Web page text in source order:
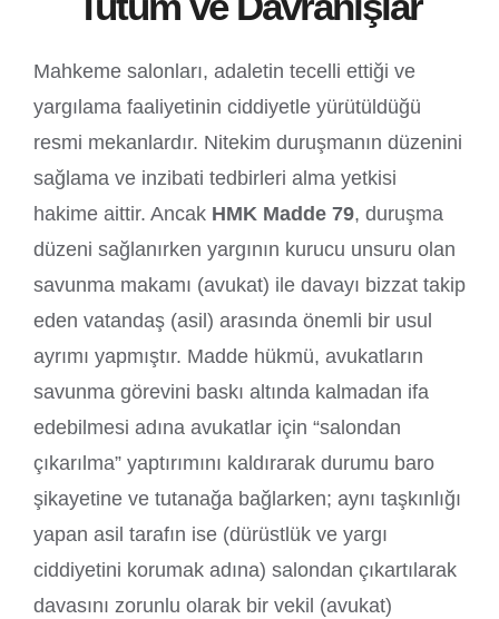
Mahkeme salonları, adaletin tecelli ettiği ve
yargılama faaliyetinin ciddiyetle yürütüldüğü
resmi mekanlardır. Nitekim duruşmanın düzenini
sağlama ve inzibati tedbirleri alma yetkisi
hakime aittir. Ancak HMK Madde 79, duruşma
düzeni sağlanırken yargının kurucu unsuru olan
savunma makamı (avukat) ile davayı bizzat takip
eden vatandaş (asil) arasında önemli bir usul
ayrımı yapmıştır. Madde hükmü, avukatların
savunma görevini baskı altında kalmadan ifa
edebilmesi adına avukatlar için “salondan
çıkarılma” yaptırımını kaldırarak durumu baro
şikayetine ve tutanağa bağlarken; aynı taşkınlığı
yapan asil tarafın ise (dürüstlük ve yargı
ciddiyetini korumak adına) salondan çıkartılarak
davasını zorunlu olarak bir vekil (avukat)